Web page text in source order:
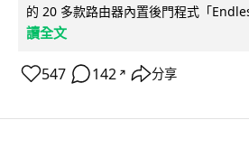
的 20 多款路由器內置後門程式「
讀全文
547 142 ↗ 分享